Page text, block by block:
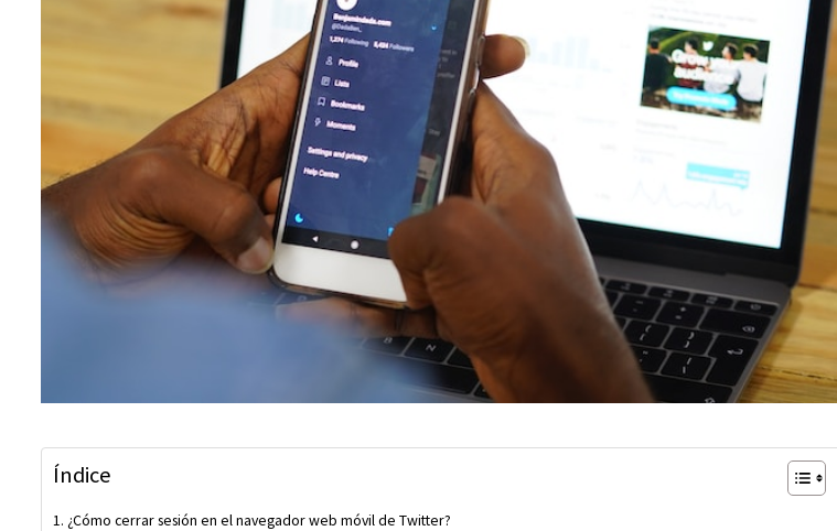
Índice
¿Cómo cerrar sesión en el navegador web móvil de Twitter?